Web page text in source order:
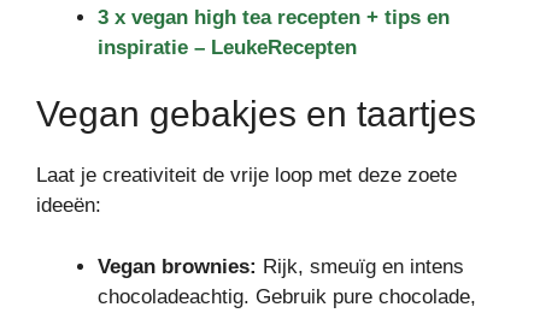
3 x vegan high tea recepten + tips en
inspiratie – LeukeRecepten
Vegan gebakjes en taartjes
Laat je creativiteit de vrije loop met deze zoete
ideeën:
Vegan brownies: Rijk, smeuïg en intens
chocoladeachtig. Gebruik pure chocolade,